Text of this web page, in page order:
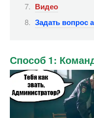
Видео
Задать вопрос
Способ 1: